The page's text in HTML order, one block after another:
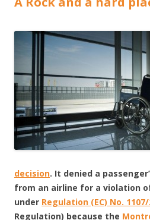
decision. It denied a
from an airline for a violation
under Regulation (EC) No. 1107/
Regulation) because the